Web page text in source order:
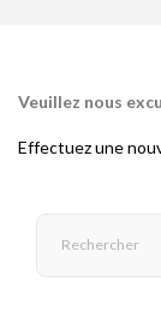
Veuillez nous
Effectuez une